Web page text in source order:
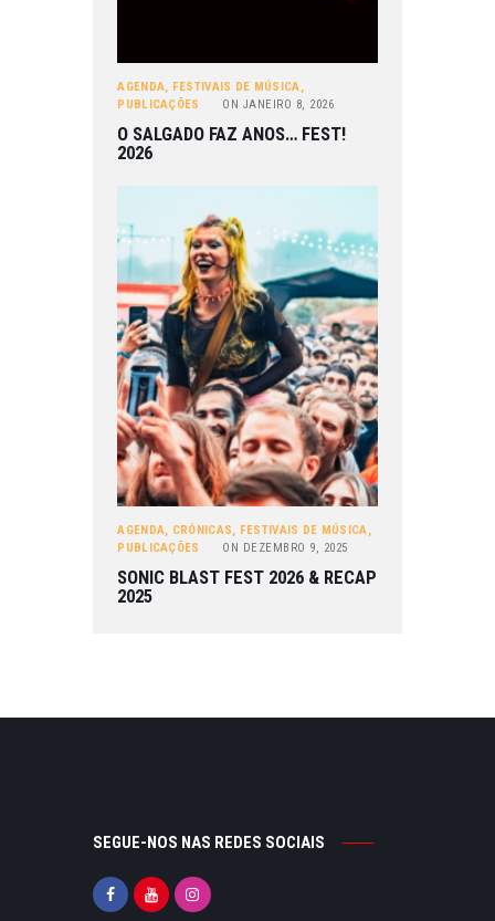
AGENDA, FESTIVAIS DE MÚSICA,
PUBLICAÇÕES
ON JANEIRO 8, 2026
O SALGADO FAZ ANOS… FEST!
2026
AGENDA, CRÓNICAS, FESTIVAIS DE MÚSICA,
PUBLICAÇÕES
ON DEZEMBRO 9, 2025
SONIC BLAST FEST 2026 & RECAP
2025
SEGUE-NOS NAS REDES SOCIAIS